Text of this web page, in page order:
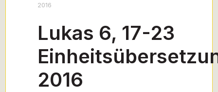
2016
Lukas 6, 17-23
2016